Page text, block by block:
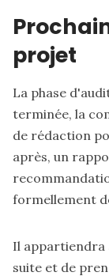
projet
La phase
terminée, la
de rédaction
après, un
formellement
Il appartiendra
suite et de